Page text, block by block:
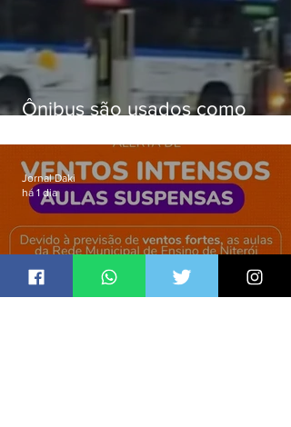
Ônibus são usados como
Gardênia Azul
Jornal Daki
há 1 dia